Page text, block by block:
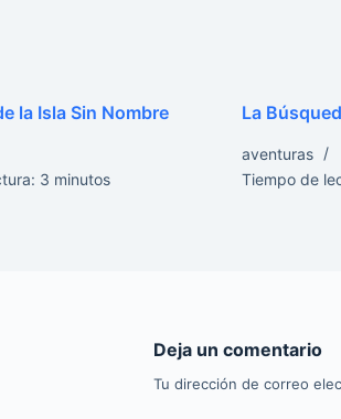
la Isla Sin Nombre
3 minutos
La
aventuras
Tiempo de
Deja un comentario
Tu dirección de correo